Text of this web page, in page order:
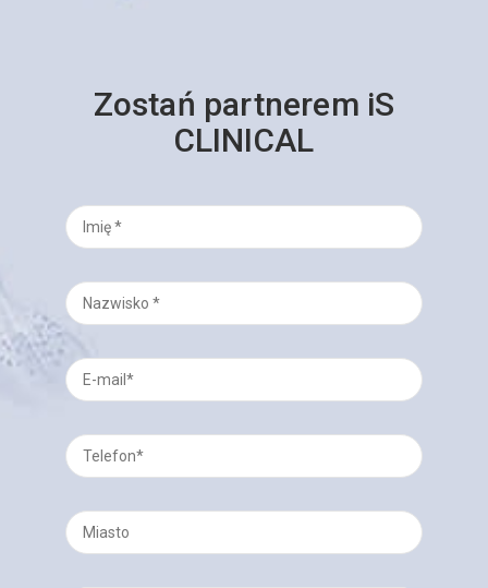
Zostań partnerem iS
CLINICAL